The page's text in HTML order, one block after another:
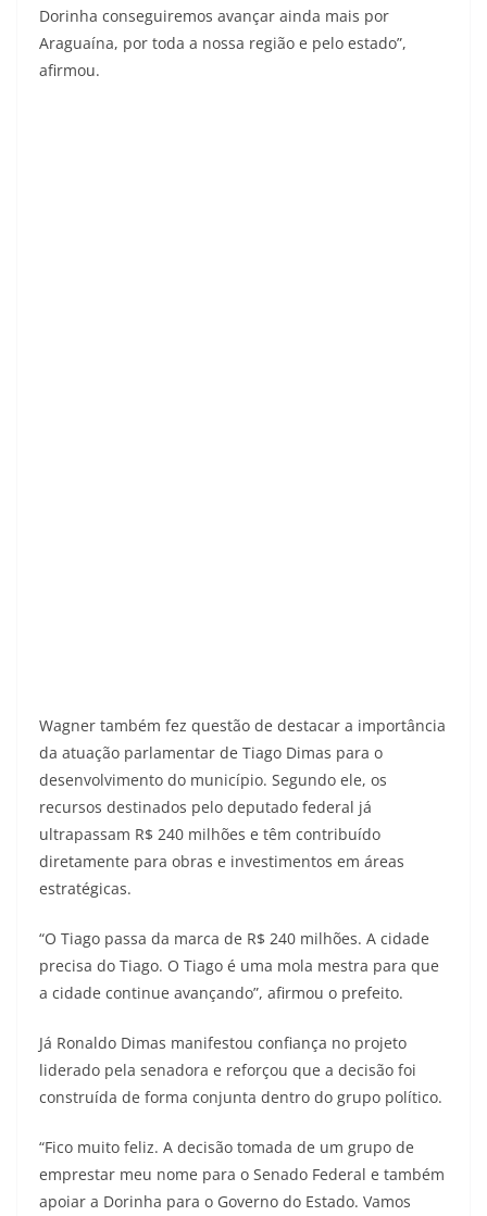
Dorinha conseguiremos avançar ainda mais por
Araguaína, por toda a nossa região e pelo estado”,
afirmou.
Wagner também fez questão de destacar a importância
da atuação parlamentar de Tiago Dimas para o
desenvolvimento do município. Segundo ele, os
recursos destinados pelo deputado federal já
ultrapassam R$ 240 milhões e têm contribuído
diretamente para obras e investimentos em áreas
estratégicas.
“O Tiago passa da marca de R$ 240 milhões. A cidade
precisa do Tiago. O Tiago é uma mola mestra para que
a cidade continue avançando”, afirmou o prefeito.
Já Ronaldo Dimas manifestou confiança no projeto
liderado pela senadora e reforçou que a decisão foi
construída de forma conjunta dentro do grupo político.
“Fico muito feliz. A decisão tomada de um grupo de
emprestar meu nome para o Senado Federal e também
apoiar a Dorinha para o Governo do Estado. Vamos